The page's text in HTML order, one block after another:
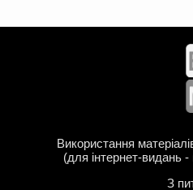
Використання
(для інтернет-видань
З